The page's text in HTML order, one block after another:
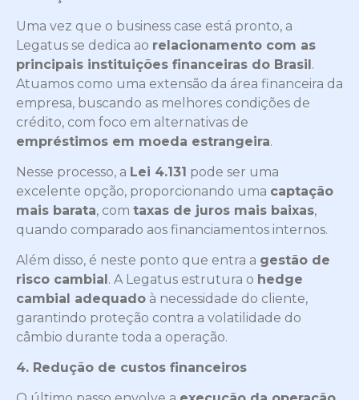
Uma vez que o business case está pronto, a
Legatus se dedica ao relacionamento com as
principais instituições financeiras do Brasil.
Atuamos como uma extensão da área financeira da
empresa, buscando as melhores condições de
crédito, com foco em alternativas de
empréstimos em moeda estrangeira.
Nesse processo, a Lei 4.131 pode ser uma
excelente opção, proporcionando uma captação
mais barata, com taxas de juros mais baixas,
quando comparado aos financiamentos internos.
Além disso, é neste ponto que entra a gestão de
risco cambial. A Legatus estrutura o hedge
cambial adequado à necessidade do cliente,
garantindo proteção contra a volatilidade do
câmbio durante toda a operação.
4. Redução de custos financeiros